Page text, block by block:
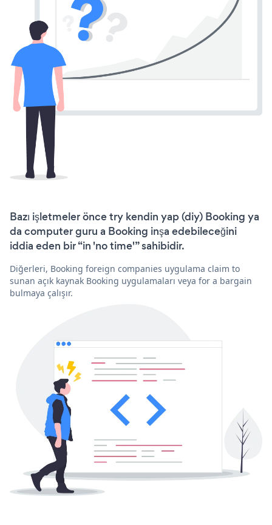
Bazı işletmeler önce try kendin yap (diy) Booking ya
da computer guru a Booking inşa edebileceğini
iddia eden bir “in 'no time'” sahibidir.
Diğerleri, Booking foreign companies uygulama claim to
sunan açık kaynak Booking uygulamaları veya for a bargain
bulmaya çalışır.